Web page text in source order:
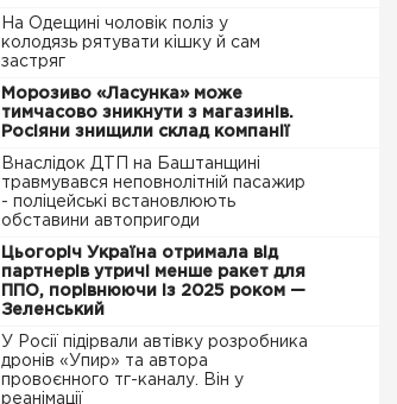
На Одещині чоловік поліз у
колодязь рятувати кішку й сам
застряг
Морозиво «Ласунка» може
тимчасово зникнути з магазинів.
Росіяни знищили склад компанії
Внаслідок ДТП на Баштанщині
травмувався неповнолітній пасажир
- поліцейські встановлюють
обставини автопригоди
Цьогоріч Україна отримала від
партнерів утричі менше ракет для
ППО, порівнюючи із 2025 роком —
Зеленський
У Росії підірвали автівку розробника
дронів «Упир» та автора
провоєнного тг-каналу. Він у
реанімації